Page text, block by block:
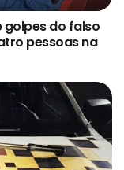
golpes do falso
pessoas na